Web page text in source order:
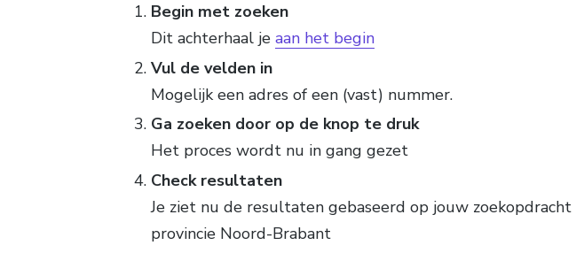
Begin met zoeken
Dit achterhaal je aan het begin
Vul de velden in
Mogelijk een adres of een (vast) nummer.
Ga zoeken door op de knop te druk
Het proces wordt nu in gang gezet
Check resultaten
Je ziet nu de resultaten gebaseerd op jouw zoekopdracht
provincie Noord-Brabant